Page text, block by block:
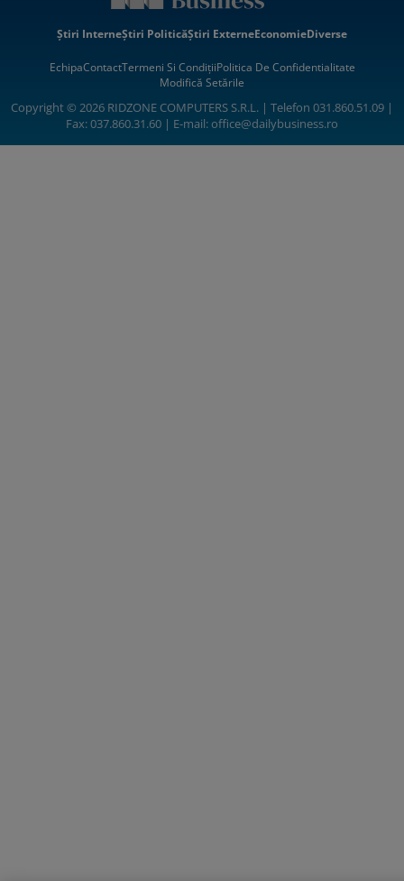
Știri InterneȘtiri PoliticăȘtiri ExterneEconomieDiverse
EchipaContactTermeni Si CondițiiPolitica De Confidentialitate
Modifică Setările
Copyright © 2026 RIDZONE COMPUTERS S.R.L. | Telefon 031.860.51.09 |
Fax: 037.860.31.60 | E-mail:office@dailybusiness.ro